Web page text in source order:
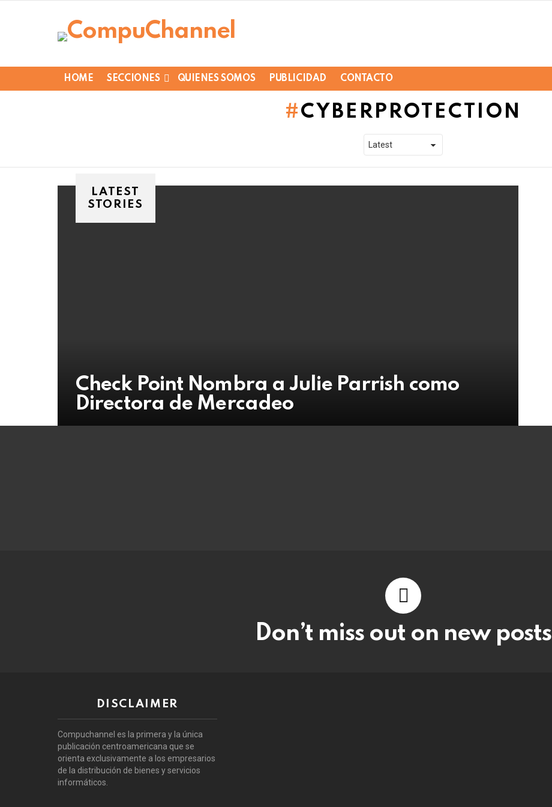
HOME SECCIONES QUIENES SOMOS PUBLICIDAD CONTACTO
CYBERPROTECTION
LATEST
STORIES
Check Point Nombra a Julie Parrish como
Directora de Mercadeo
Don’t miss out on new posts
DISCLAIMER
Compuchannel es la primera y la única
publicación centroamericana que se
orienta exclusivamente a los empresarios
de la distribución de bienes y servicios
informáticos.